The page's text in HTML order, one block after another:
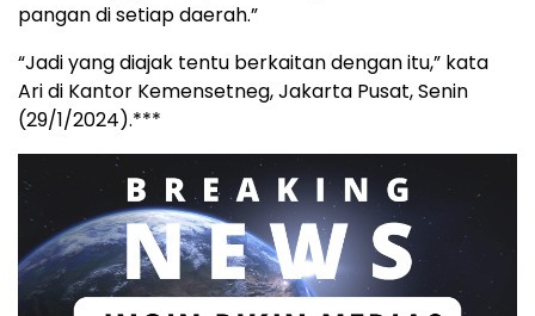
pangan di setiap daerah.”
“Jadi yang diajak tentu berkaitan dengan itu,” kata
Ari di Kantor Kemensetneg, Jakarta Pusat, Senin
(29/1/2024).***